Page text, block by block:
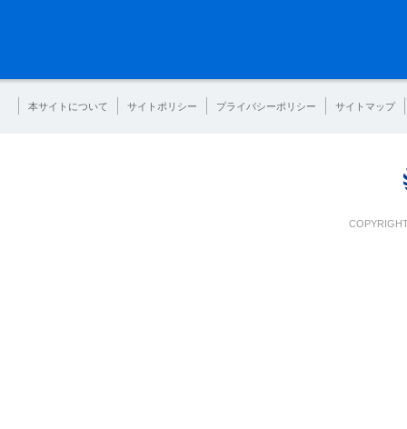
本サイトについて サイトポリシー プライバシーポリシー サイトマップ